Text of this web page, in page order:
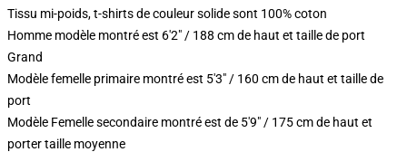
Tissu mi-poids, t-shirts de couleur solide sont 100% coton
Homme modèle montré est 6'2" / 188 cm de haut et taille de port
Grand
Modèle femelle primaire montré est 5'3" / 160 cm de haut et taille de
port
Modèle Femelle secondaire montré est de 5'9" / 175 cm de haut et
porter taille moyenne